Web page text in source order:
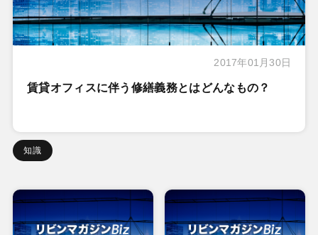
2017年01月30日
賃貸オフィスに伴う修繕義務とはどんなもの？
知識